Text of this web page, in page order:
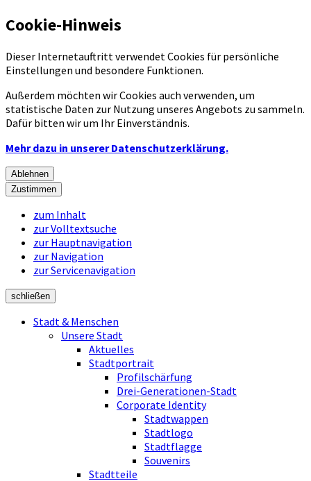
Cookie-Hinweis
Dieser Internetauftritt verwendet Cookies für persönliche
Einstellungen und besondere Funktionen.
Außerdem möchten wir Cookies auch verwenden, um
statistische Daten zur Nutzung unseres Angebots zu sammeln.
Dafür bitten wir um Ihr Einverständnis.
Mehr dazu in unserer Datenschutzerklärung.
Ablehnen
Zustimmen
zum Inhalt
zur Volltextsuche
zur Hauptnavigation
zur Navigation
zur Servicenavigation
schließen
Stadt & Menschen
Unsere Stadt
Aktuelles
Stadtportrait
Profilschärfung
Drei-Generationen-Stadt
Corporate Identity
Stadtwappen
Stadtlogo
Stadtflagge
Souvenirs
Stadtteile